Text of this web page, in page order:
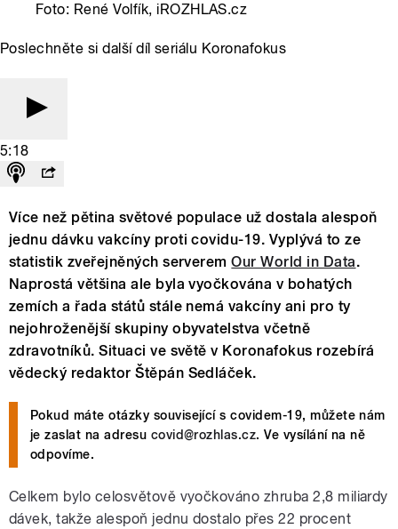
Foto: René Volfík, iROZHLAS.cz
Poslechněte si další díl seriálu Koronafokus
5:18
Více než pětina světové populace už dostala alespoň
jednu dávku vakcíny proti covidu-19. Vyplývá to ze
statistik zveřejněných serveremOur World in Data.
Naprostá většina ale byla vyočkována v bohatých
zemích a řada států stále nemá vakcíny ani pro ty
nejohroženější skupiny obyvatelstva včetně
zdravotníků. Situaci ve světě v Koronafokus rozebírá
vědecký redaktor Štěpán Sedláček.
Pokud máte otázky související s covidem-19, můžete nám
je zaslat na adresu covid@rozhlas.cz. Ve vysílání na ně
odpovíme.
Celkem bylo celosvětově vyočkováno zhruba 2,8 miliardy
dávek, takže alespoň jednu dostalo přes 22 procent